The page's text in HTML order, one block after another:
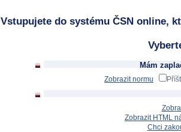
Vstupujete do systému ČSN online,
Mám
Zobrazit normu
Zobrazit HTML
Chci